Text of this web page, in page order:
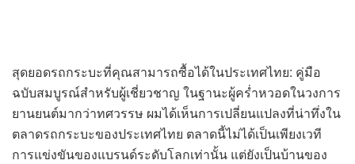
สุดยอดรถกระบะที่คุณสามารถซื้อได้ในประเทศไทย: คู่มือ
ฉบับสมบูรณ์สำหรับผู้เชี่ยวชาญ ในฐานะผู้คร่ำหวอดในวงการ
ยานยนต์มากว่าทศวรรษ ผมได้เห็นการเปลี่ยนแปลงที่น่าทึ่งใน
ตลาดรถกระบะของประเทศไทย ตลาดนี้ไม่ได้เป็นเพียงเวที
การแข่งขันของแบรนด์ระดับโลกเท่านั้น แต่ยังเป็นบ้านของ